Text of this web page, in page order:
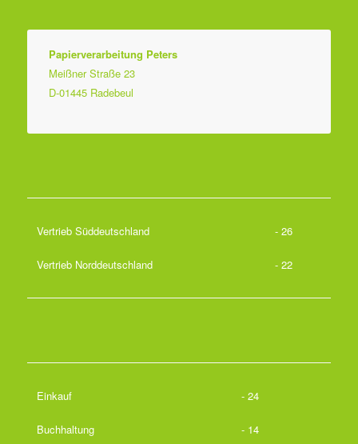
Papierverarbeitung Peters
Meißner Straße 23
D-01445 Radebeul
Vertrieb Süddeutschland - 26
Vertrieb Norddeutschland - 22
Einkauf - 24
Buchhaltung - 14